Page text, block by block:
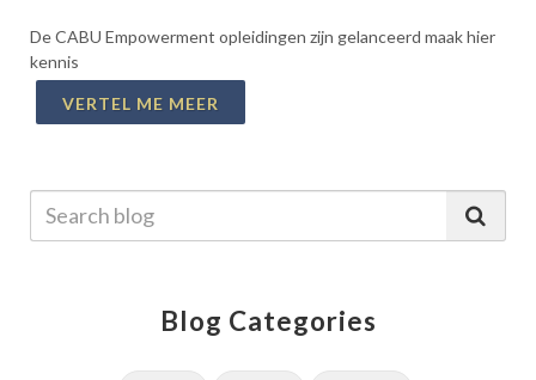
wederkerigheid. Een confronterende en herkenbare reflectie die
uitnodigt om anders te kijken naar loyaliteit, leiderschap en de ware
betekenis van menselijkheid.
De CABU Empowerment opleidingen zijn gelanceerd maak hier
kennis
VERTEL ME MEER
Blog Categories